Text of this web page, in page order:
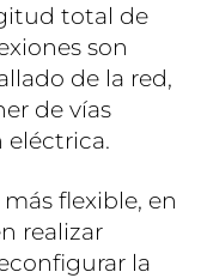
total de
son
de la red,
de vías
eléctrica.
flexible, en
realizar
la